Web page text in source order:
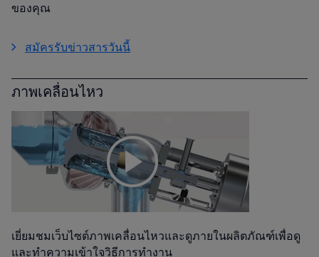
ของคุณ
สมัครรับข่าวสารวันนี้
ภาพเคลื่อนไหว
เยี่ยมชมเว็บไซต์ภาพเคลื่อนไหวและดูภายในผลิตภัณฑ์เพื่อดู
และทำความเข้าใจวิธีการทำงาน